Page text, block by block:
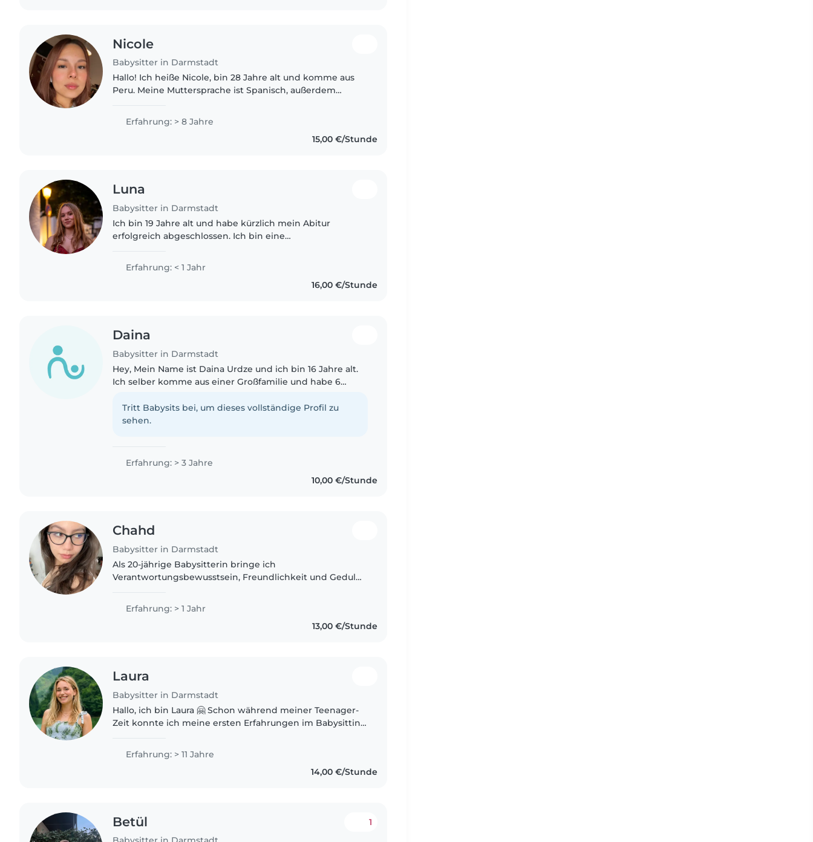
Nicole
Babysitter in Darmstadt
Hallo! Ich heiße Nicole, bin 28 Jahre alt und komme aus
Peru. Meine Muttersprache ist Spanisch, außerdem
macht mir viel Freude...
Erfahrung: > 8 Jahre
15,00 €/Stunde
Luna
Babysitter in Darmstadt
Ich bin 19 Jahre alt und habe kürzlich mein Abitur
erfolgreich abgeschlossen. Ich bin eine
Person, die gerne Zeit mit Kindern verbringt...
Erfahrung: < 1 Jahr
16,00 €/Stunde
Daina
Babysitter in Darmstadt
Hey, Mein Name ist Daina Urdze und ich bin 16 Jahre alt.
Ich selber komme aus einer Großfamilie und habe 6
der Vergangenheit..
Tritt Babysits bei, um dieses vollständige Profil zu
sehen.
Erfahrung: > 3 Jahre
10,00 €/Stunde
Chahd
Babysitter in Darmstadt
Als 20-jährige Babysitterin bringe ich
Verantwortungsbewusstsein, Freundlichkeit und Geduld
Französisch und Deutsch kann ich mich gut..
Erfahrung: > 1 Jahr
13,00 €/Stunde
Laura
Babysitter in Darmstadt
Hallo, ich bin Laura 🤗 Schon während meiner Teenager-
Zeit konnte ich meine ersten Erfahrungen im Babysitting
Erfahrung: > 11 Jahre
14,00 €/Stunde
Betül 1